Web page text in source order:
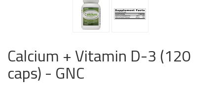
Calcium + Vitamin D-3 (120
caps) - GNC